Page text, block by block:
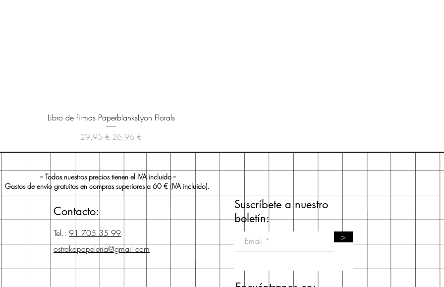
Vista rápida
Libro de firmas PaperblanksLyon Florals
Precio
29,95 € Precio de oferta
26,96 €
-- Todos nuestros precios tienen el IVA incluido --
Gastos de envío gratuitos en compras superiores a 60 € (IVA incluido).
Contacto:
Tel.: 91 705 35 99
ostrakapapeleria@gmail.com
Suscríbete a nuestro
boletín:
>